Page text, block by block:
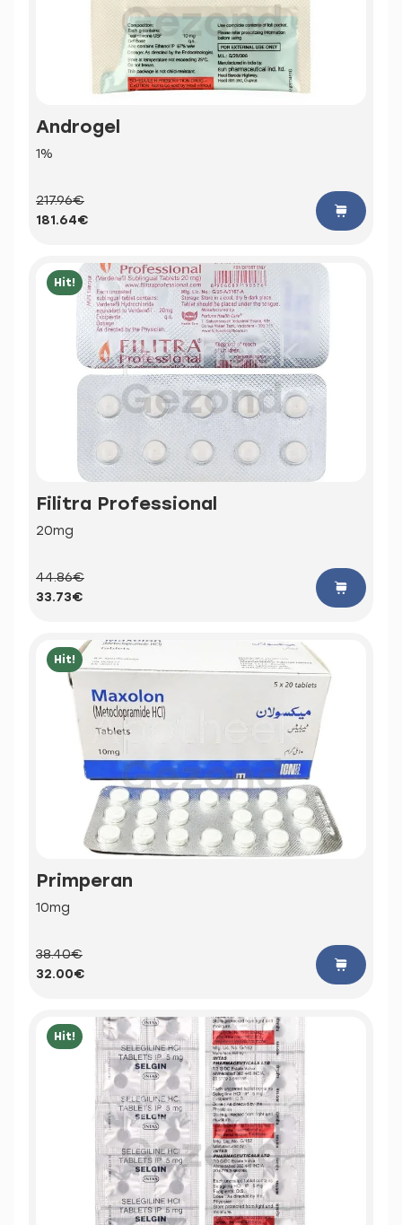
Androgel
1%
217.96€
181.64€
Hit!
Filitra Professional
20mg
44.86€
33.73€
Hit!
Primperan
10mg
38.40€
32.00€
Hit!